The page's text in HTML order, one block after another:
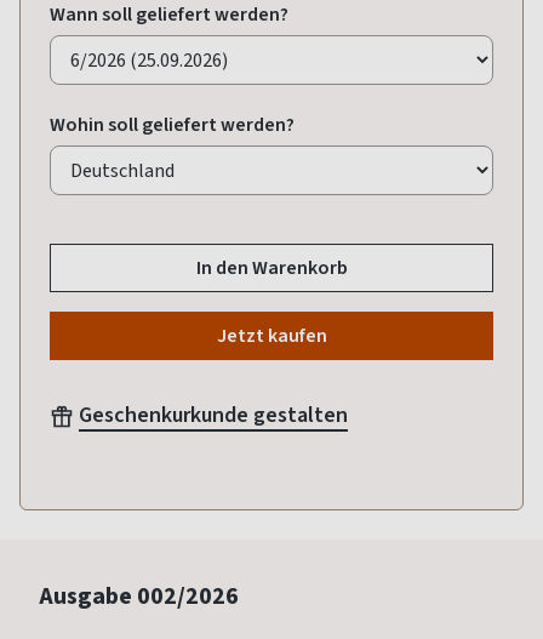
Wann soll geliefert werden?
Wohin soll geliefert werden?
In den Warenkorb
Jetzt kaufen
Geschenkurkunde gestalten
Ausgabe 002/2026